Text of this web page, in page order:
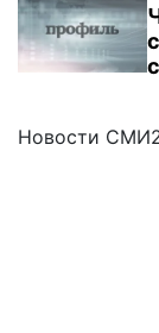
Новости